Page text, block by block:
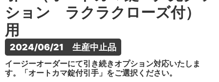
ション ラクラクローズ付）
用
2024/06/21　生産中止品
イージーオーダーにて引き続きオプション対応いたしま
す。「オートカマ錠付引手」をご選択ください。